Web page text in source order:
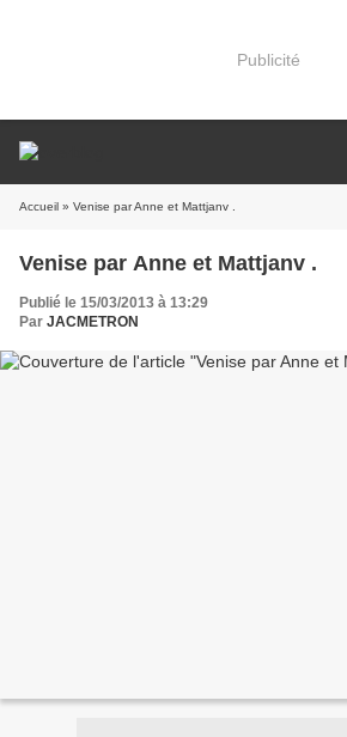
Publicité
Accueil » Venise par Anne et Mattjanv .
Venise par Anne et Mattjanv .
Publié le 15/03/2013 à 13:29
Par JACMETRON